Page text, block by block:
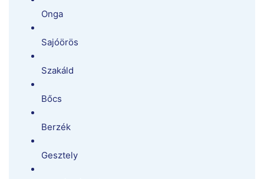
Onga
Sajóörös
Szakáld
Bőcs
Berzék
Gesztely